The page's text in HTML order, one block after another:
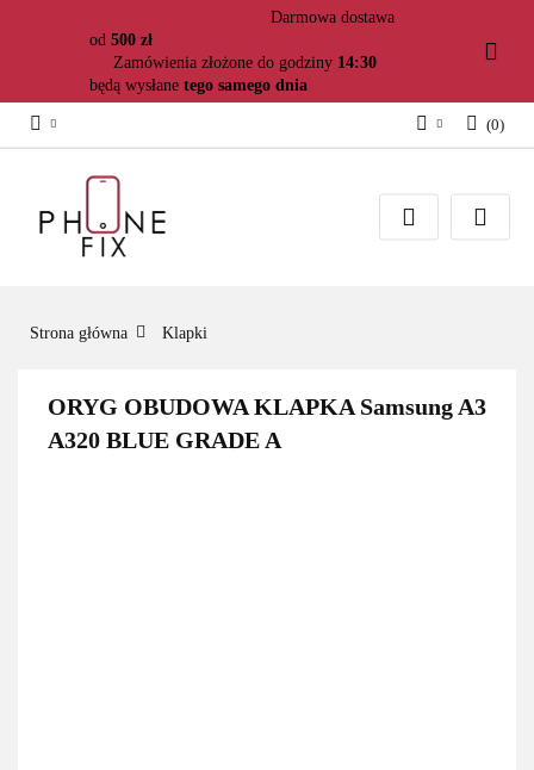
Darmowa dostawa
od 500 zł
Zamówienia złożone do godziny 14:30
będą wysłane tego samego dnia
Załóż konto
(0)
Strona główna Klapki
ORYG OBUDOWA KLAPKA Samsung A3
A320 BLUE GRADE A